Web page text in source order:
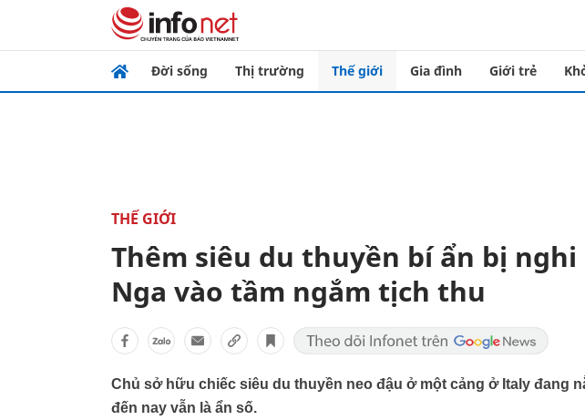
Đời sống Thị trường Thế giới Gia đình Giới trẻ
THẾ GIỚI
Thêm siêu du thuyền bí ẩn bị nghi
Nga vào tầm ngắm tịch thu
Chủ sở hữu chiếc siêu du thuyền neo đậu ở một cảng ở Italy đang
đến nay vẫn là ẩn số.